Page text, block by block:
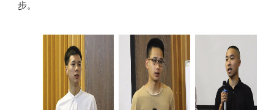
步。